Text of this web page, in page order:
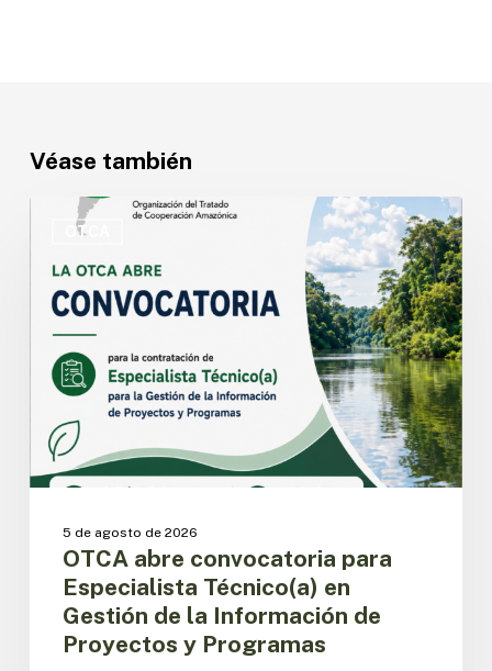
Véase también
OTCA
para
Especialista
Gestión
Información
de
Programas
5 de agosto de 2026
OTCA abre convocatoria para
Especialista Técnico(a) en
Gestión de la Información de
Proyectos y Programas